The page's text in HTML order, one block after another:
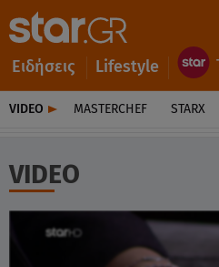
Ειδήσεις Lifestyle
VIDEO MASTERCHEF STARX
VIDEO